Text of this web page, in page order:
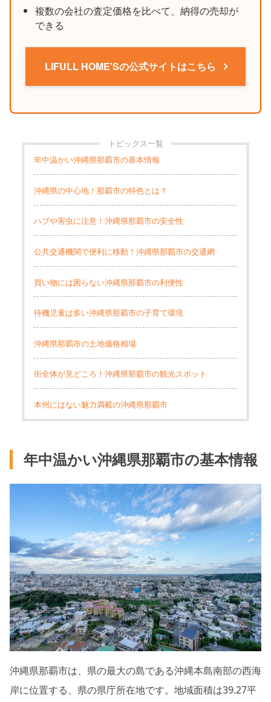
複数の会社の査定価格を比べて、納得の売却が
できる
LIFULL HOME'Sの公式サイトはこちら
トピックス一覧
年中温かい沖縄県那覇市の基本情報
沖縄県の中心地！那覇市の特色とは？
ハブや害虫に注意！沖縄県那覇市の安全性
公共交通機関で便利に移動！沖縄県那覇市の交通網
買い物には困らない沖縄県那覇市の利便性
待機児童は多い沖縄県那覇市の子育て環境
沖縄県那覇市の土地価格相場
街全体が見どころ！沖縄県那覇市の観光スポット
本州にはない魅力満載の沖縄県那覇市
年中温かい沖縄県那覇市の基本情報
沖縄県那覇市は、県の最大の島である沖縄本島南部の西海
岸に位置する、県の県庁所在地です。地域面積は39.27平